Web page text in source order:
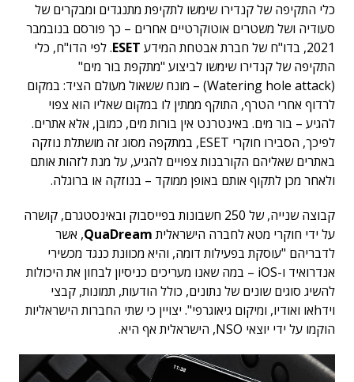
כלי התקיפה של קנדירו שימשו לתקיפת מתנגדים ומבקרים של
סעודיה ושל משטרים אוטוקרטיים אחרים – כך פורסם בנובמבר
2021, בדו"ח של חברת אבטחת המידע
ESET. לפי הדו"ח, כלי
התקיפה של קנדירו שימשו לביצוע "מתקפת בור מים"
(Watering hole attack) – מונח ששאול מעולם הציד: במקום
לרדוף אחרי הטרף, התוקף ממתין לו במקום שאליו הוא צפוי
להגיע – בור מים. באינטרנט אין בורות מים, כמובן, אלא אתרים.
לפיכך, הסבירו חוקרי ESET, במתקפה מסוג זה מושתלת נוזקה
באתרים שאליהם הקורבנות צפויים להגיע, על מנת לזהות אותם
ולאחר מכן לתקוף אותם באופן ממוקד – בנוזקה או ברוגלה.
קבוצה שנייה, של 250 חשבונות בפייסבוק ובאינסטגרם, קושרה
על ידי חוקרי מטא לחברה הישראלית QuaDream, אשר
לדבריהם "עוסקת בפעילות דומה, והיא מכוונת כנגד מכשירי
אנדרואיד ו-iOS – במה שאנו מעריכים כניסיון לבחון את היכולות
להשיג סוגים שונים של נתונים, כולל הודעות, תמונות, קבצי
וידhאו ואודיו, ומיקום גיאוגרפי". יצויין כי שתי החברות הישראליות
הוקמו על ידי יוצאי NSO, הישראלית אף היא.